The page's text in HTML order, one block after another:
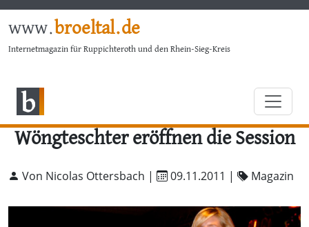
www.broeltal.de
Internetmagazin für Ruppichteroth und den Rhein-Sieg-Kreis
Wöngteschter eröffnen die Session
Von Nicolas Ottersbach | 09.11.2011 | Magazin